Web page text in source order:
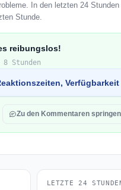
In den letzten 24
Stunde.
reibungslos!
Stunden
Zu den Kommentaren springen
LETZTE 24